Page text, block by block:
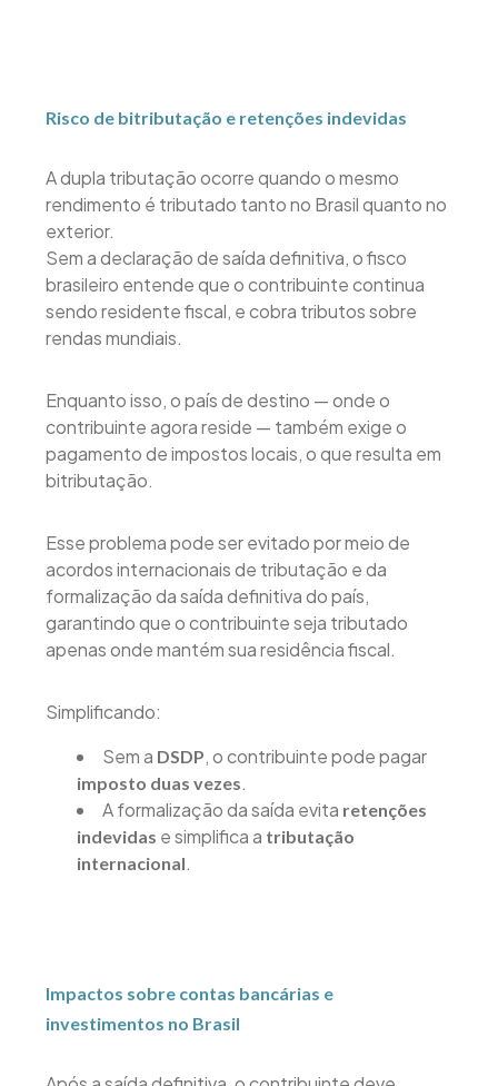
Risco de bitributação e retenções indevidas
A dupla tributação ocorre quando o mesmo
rendimento é tributado tanto no Brasil quanto no
exterior.
Sem a declaração de saída definitiva, o fisco
brasileiro entende que o contribuinte continua
sendo residente fiscal, e cobra tributos sobre
rendas mundiais.
Enquanto isso, o país de destino — onde o
contribuinte agora reside — também exige o
pagamento de impostos locais, o que resulta em
bitributação.
Esse problema pode ser evitado por meio de
acordos internacionais de tributação e da
formalização da saída definitiva do país,
garantindo que o contribuinte seja tributado
apenas onde mantém sua residência fiscal.
Simplificando:
Sem a DSDP, o contribuinte pode pagar
imposto duas vezes.
A formalização da saída evita retenções
indevidas e simplifica a tributação
internacional.
Impactos sobre contas bancárias e
investimentos no Brasil